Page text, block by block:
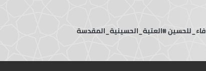
#العتبة_الحسينية_المقدسة